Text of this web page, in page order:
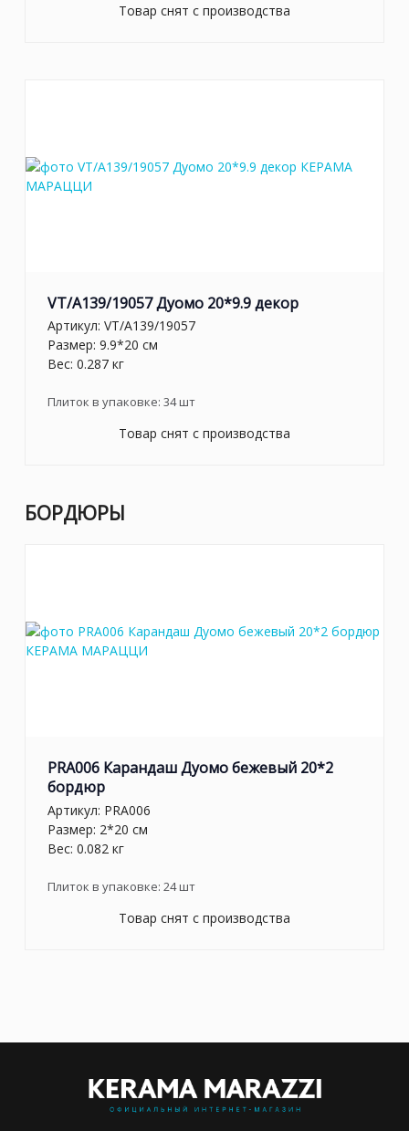
Товар снят с производства
VT/A139/19057 Дуомо 20*9.9 декор
Артикул: VT/A139/19057
Размер: 9.9*20 см
Вес: 0.287 кг
Плиток в упаковке: 34шт
Товар снят с производства
БОРДЮРЫ
PRA006 Карандаш Дуомо бежевый 20*2
бордюр
Артикул: PRA006
Размер: 2*20 см
Вес: 0.082 кг
Плиток в упаковке: 24шт
Товар снят с производства